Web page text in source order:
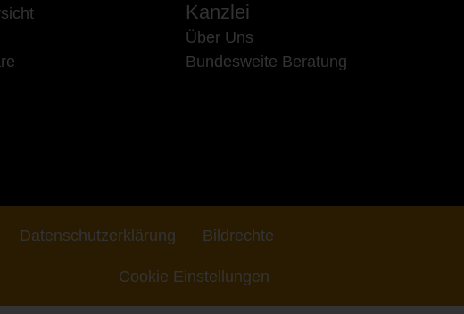
Kanzlei
Über Uns
Bundesweite Beratung
Datenschutzerklärung Bildrechte
Cookie Einstellungen